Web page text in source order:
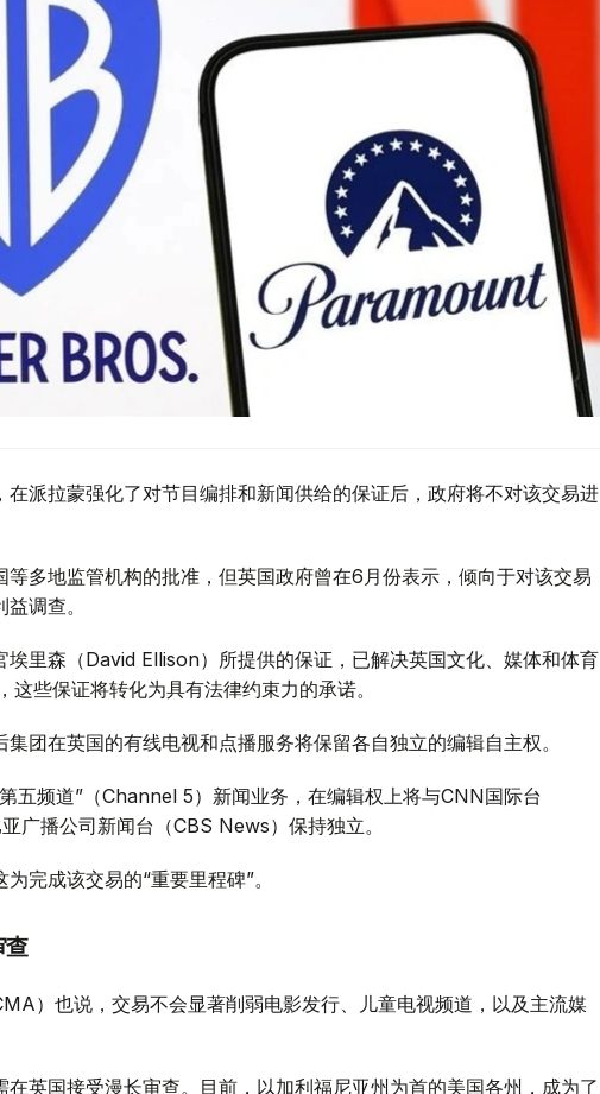
派拉蒙强化了对节目编排和新闻供给的保证后，政府将不对该交易进
多地监管机构的批准，但英国政府曾在6月份表示，倾向于对该交易
调查。
埃里森（David Ellison）所提供的保证，已解决英国文化、媒体和体育
些保证将转化为具有法律约束力的承诺。
团在英国的有线电视和点播服务将保留各自独立的编辑自主权。
五频道”（Channel 5）新闻业务，在编辑权上将与CNN国际台
广播公司新闻台（CBS News）保持独立。
完成该交易的“重要里程碑”。
查
）也说，交易不会显著削弱电影发行、儿童电视频道，以及主流媒
在英国接受漫长审查。目前，以加利福尼亚州为首的美国各州，成为了